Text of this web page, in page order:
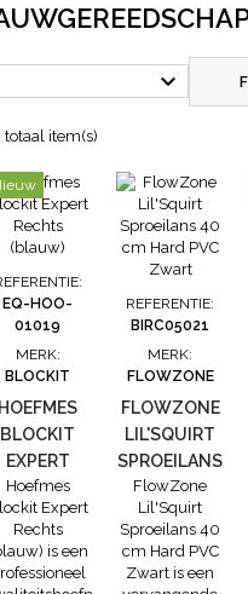

totaal item(s)
EQ-HOO-
01019
MERK:
BLOCKIT
HOEFMES
BLOCKIT
EXPERT
RECHTS
(BLAUW)
Hoefmes
Expert
Rechts
is een
REFERENTIE:
BIRC05021
MERK:
FLOWZONE
FLOWZONE
LIL'SQUIRT
SPROEILANS
40 CM HARD
PVC ZWART
FlowZone
Lil'Squirt
Sproeilans 40
cm Hard PVC
Zwart is een